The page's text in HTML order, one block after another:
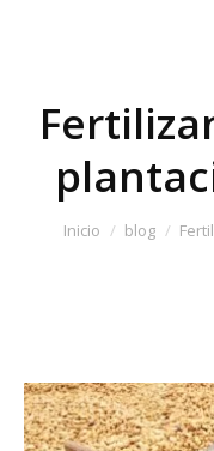
Estás aquí:
Inicio blog